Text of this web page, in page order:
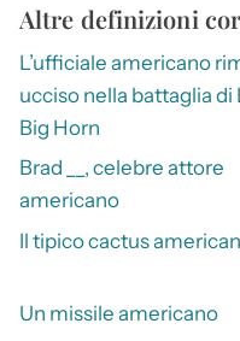
Altre definizioni
L’ufficiale americano
ucciso nella battaglia di
Big Horn
Brad __, celebre attore
americano
Il tipico cactus
Un missile americano